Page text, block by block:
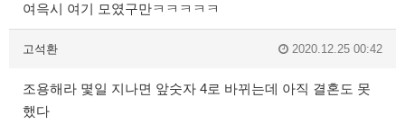
여윽시 여기 모였구만ㅋㅋㅋㅋㅋ
고석환 2020.12.25 00:42
조용해라 몇일 지나면 앞숫자 4로 바뀌는데 아직 결혼도 못
했다